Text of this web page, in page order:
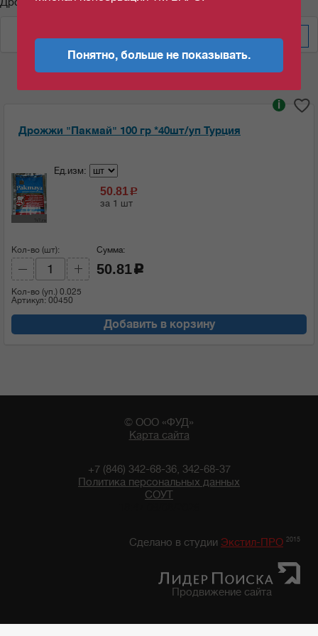
Дрожжи "Пакмай" 100 гр *40шт/уп Турция
i
Ед.изм:
50.81c
за 1 шт
Кол-во (шт):
Кол-во (уп.) 0.025
Артикул: 00450
Сумма:
50.81 c
Добавить в корзину
© ООО «ФУД»
Карта сайта
+7 (846) 342-68-36, 342-68-37
Политика персональных данных
СОУТ
Сделано в студии Экстил-ПРО 2015
Продвижение сайта
Понятно, больше не показывать.